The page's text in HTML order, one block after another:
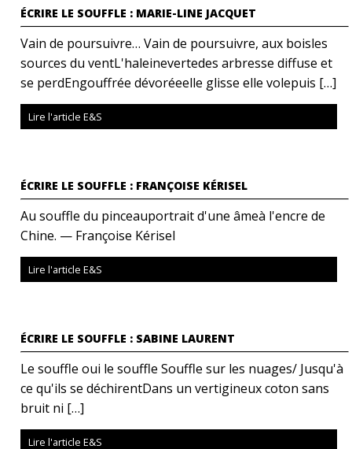
ÉCRIRE LE SOUFFLE : MARIE-LINE JACQUET
Vain de poursuivre… Vain de poursuivre, aux boisles
sources du ventL'haleinevertedes arbresse diffuse et
se perdEngouffrée dévoréeelle glisse elle volepuis […]
Lire l'article E&S
ÉCRIRE LE SOUFFLE : FRANÇOISE KÉRISEL
Au souffle du pinceauportrait d'une âmeà l'encre de
Chine. — Françoise Kérisel
Lire l'article E&S
ÉCRIRE LE SOUFFLE : SABINE LAURENT
Le souffle oui le souffle Souffle sur les nuages/ Jusqu'à
ce qu'ils se déchirentDans un vertigineux coton sans
bruit ni […]
Lire l'article E&S